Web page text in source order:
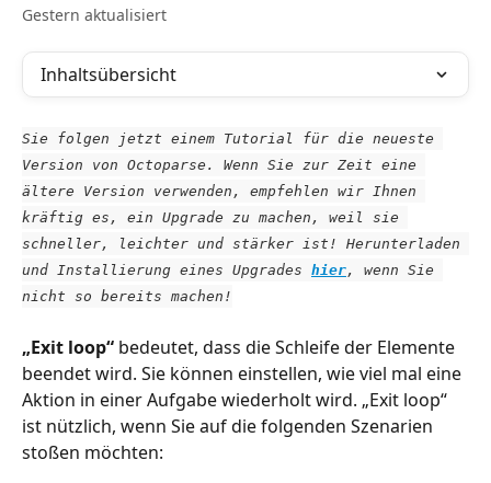
Gestern aktualisiert
Inhaltsübersicht
Sie folgen jetzt einem Tutorial für die neueste
Version von Octoparse. Wenn Sie zur Zeit eine
ältere Version verwenden, empfehlen wir Ihnen
kräftig es, ein Upgrade zu machen, weil sie
schneller, leichter und stärker ist! Herunterladen
und Installierung eines Upgrades hier, wenn Sie
nicht so bereits machen!
„Exit loop“ bedeutet, dass die Schleife der Elemente
beendet wird. Sie können einstellen, wie viel mal eine
Aktion in einer Aufgabe wiederholt wird. „Exit loop“
ist nützlich, wenn Sie auf die folgenden Szenarien
stoßen möchten: